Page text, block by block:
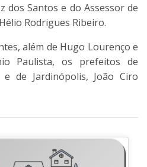
dos Santos e do Assessor de
Rodrigues Ribeiro.
além de Hugo Lourenço e
Paulista, os prefeitos de
e de Jardinópolis, João Ciro